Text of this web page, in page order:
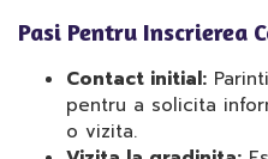
Pasi Pentru Inscrierea
Contact initial:
pentru a solicita
o vizita.